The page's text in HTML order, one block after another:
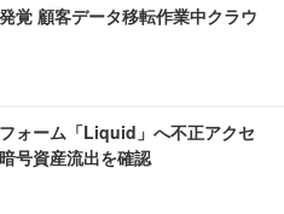
覚 顧客データ移転作業中クラウ
ォーム「Liquid」へ不正アクセ
号資産流出を確認